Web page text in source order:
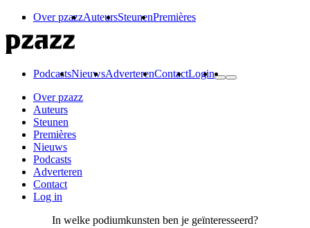
Over pzazzAuteursSteunenPremières
PodcastsNieuwsAdverterenContactLogin
Over pzazz
Auteurs
Steunen
Premières
Nieuws
Podcasts
Adverteren
Contact
Log in
In welke podiumkunsten ben je geïnteresseerd?